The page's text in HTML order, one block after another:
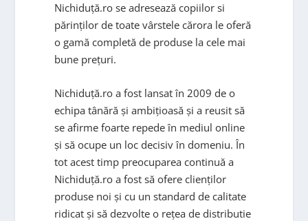
Nichiduță.ro se adresează copiilor si
părinților de toate vârstele cărora le oferă
o gamă completă de produse la cele mai
bune prețuri.
Nichiduță.ro a fost lansat în 2009 de o
echipa tânără și ambițioasă și a reusit să
se afirme foarte repede în mediul online
și să ocupe un loc decisiv în domeniu. În
tot acest timp preocuparea continuă a
Nichiduță.ro a fost să ofere clienților
produse noi și cu un standard de calitate
ridicat și să dezvolte o rețea de distributie